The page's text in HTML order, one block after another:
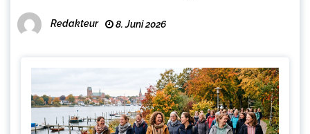
Redakteur 8. Juni 2026